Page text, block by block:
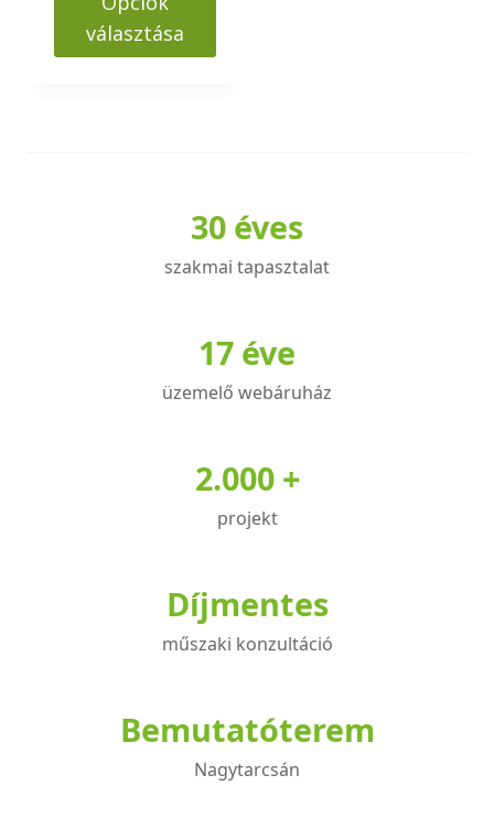
1755000 Ft
választása
30 éves
szakmai tapasztalat
17 éve
üzemelő webáruház
2.000 +
projekt
Díjmentes
műszaki konzultáció
Bemutatóterem
Nagytarcsán